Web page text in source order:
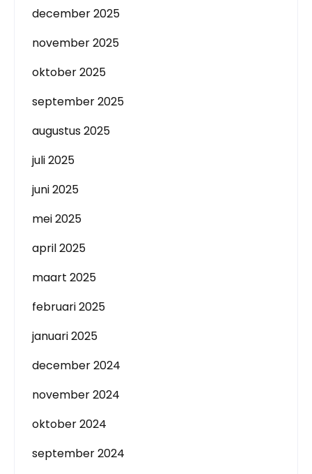
december 2025
november 2025
oktober 2025
september 2025
augustus 2025
juli 2025
juni 2025
mei 2025
april 2025
maart 2025
februari 2025
januari 2025
december 2024
november 2024
oktober 2024
september 2024